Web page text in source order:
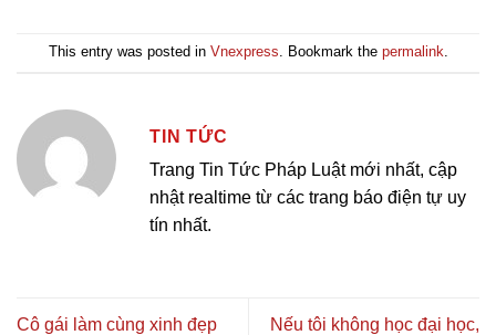
This entry was posted in Vnexpress. Bookmark the permalink.
TIN TỨC
Trang Tin Tức Pháp Luật mới nhất, cập
nhật realtime từ các trang báo điện tự uy
tín nhất.
Cô gái làm cùng xinh đẹp
Nếu tôi không học đại học,